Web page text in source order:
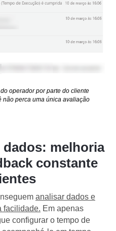
operador por parte do cliente
não perca uma única avaliação
melhoria
constante
analisar dados e
facilidade. Em apenas
configurar o tempo de